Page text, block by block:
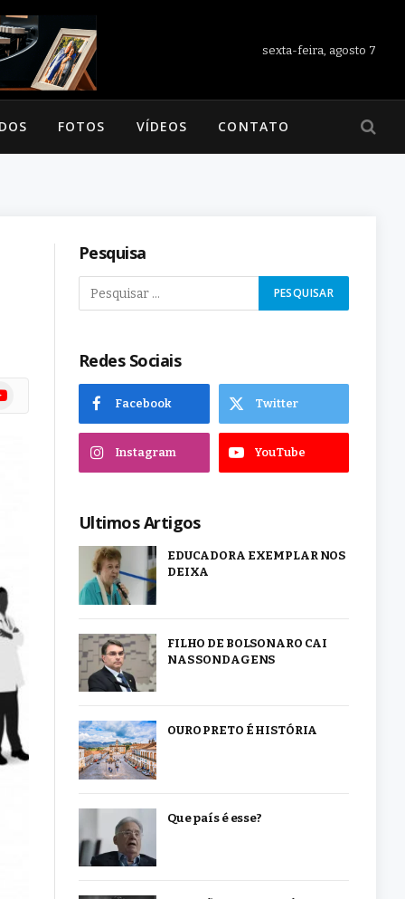
sexta-feira, agosto 7
FOTOS VÍDEOS CONTATO
Pesquisa
Redes Sociais
Facebook Twitter
Instagram YouTube
Ultimos Artigos
EDUCADORA EXEMPLAR NOS
DEIXA
FILHO DE BOLSONARO CAI
NAS SONDAGENS
OURO PRETO É HISTÓRIA
Que país é esse?